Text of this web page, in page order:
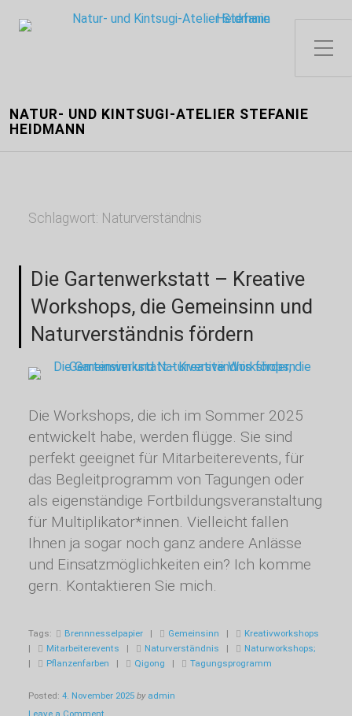
Toggle Side Menu
NATUR- UND KINTSUGI-ATELIER STEFANIE
HEIDMANN
Schlagwort: Naturverständnis
Die Gartenwerkstatt – Kreative
Workshops, die Gemeinsinn und
Naturverständnis fördern
Die Workshops, die ich im Sommer 2025
entwickelt habe, werden flügge. Sie sind
perfekt geeignet für Mitarbeiterevents, für
das Begleitprogramm von Tagungen oder
als eigenständige Fortbildungsveranstaltung
für Multiplikator*innen. Vielleicht fallen
Ihnen ja sogar noch ganz andere Anlässe
und Einsatzmöglichkeiten ein? Ich komme
gern. Kontaktieren Sie mich.
Tags: Brennnesselpapier | Gemeinsinn |
Kreativworkshops
|
Mitarbeiterevents | Naturverständnis |
Naturworkshops;
|
Pflanzenfarben | Qigong | Tagungsprogramm
Posted: 4. November 2025 by admin
Leave a Comment
Notwendige
Cookies
Notwendige
Cookies sind
nicht
Funktion der
Website
unerlässlich.